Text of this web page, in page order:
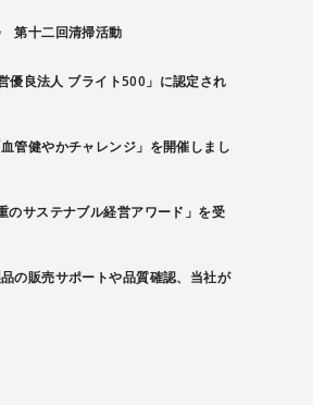
第十二回清掃活動
優良法人 ブライト500」に認定され
管健やかチャレンジ」を開催しまし
のサステナブル経営アワード」を受
の販売サポートや品質確認、当社が